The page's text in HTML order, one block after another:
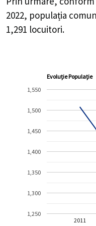
2022, populația
1,291 locuitori.
Evoluție Populație
2011
1,250
1,300
1,350
1,400
1,450
1,500
1,550